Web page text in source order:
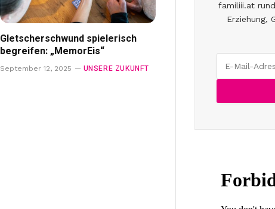
Gletscherschwund spielerisch
begreifen: „MemorEis“
September 12, 2025 UNSERE ZUKUNFT
familiii.at
Erziehung,
E-Mail-